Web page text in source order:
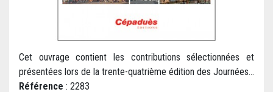
Cet ouvrage contient les contributions sélectionnées et
présentées lors de la trente-quatrième édition des Journées...
Référence : 2283